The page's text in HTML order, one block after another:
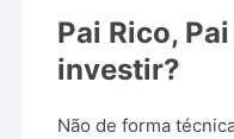
Pai Rico,
investir?
Não de forma